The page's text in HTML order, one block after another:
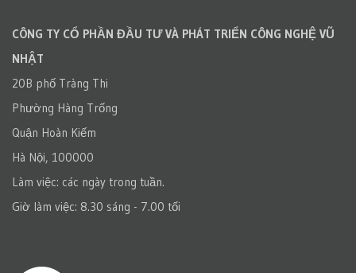
CÔNG TY CỔ PHẦN ĐẦU TƯ VÀ PHÁT TRIỂN CÔNG NGHỆ VŨ
NHẬT
20B phố Tràng Thi
Phường Hàng Trống
Quận Hoàn Kiếm
Hà Nội, 100000
Làm việc: các ngày trong tuần.
Giờ làm việc: 8.30 sáng - 7.00 tối